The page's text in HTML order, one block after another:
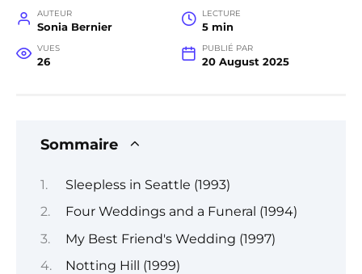
AUTEUR
Sonia Bernier
LECTURE
5 min
VUES
26
PUBLIÉ PAR
20 August 2025
Sommaire
Sleepless in Seattle (1993)
Four Weddings and a Funeral (1994)
My Best Friend's Wedding (1997)
Notting Hill (1999)